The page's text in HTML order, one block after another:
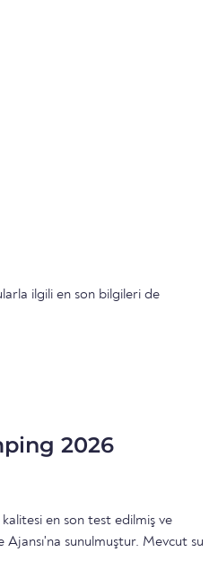
ilgili en son bilgileri de
2026
en son test edilmiş ve
sunulmuştur. Mevcut su